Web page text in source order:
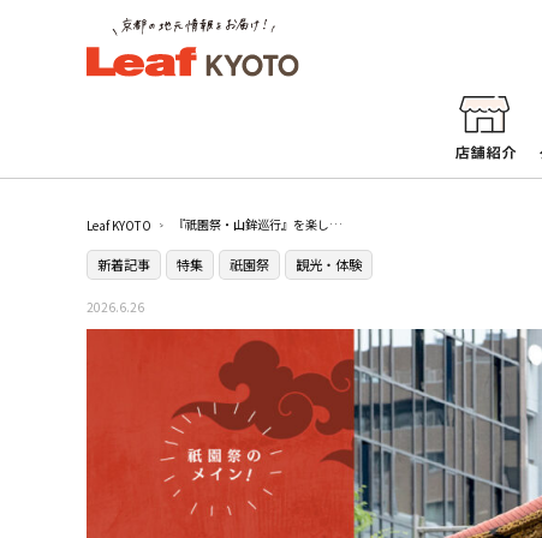
Leaf KYOTO 『祇園祭・山鉾巡行』を楽しむための初心者ガイド
新着記事 特集 祇園祭 観光・体験
2026.6.26